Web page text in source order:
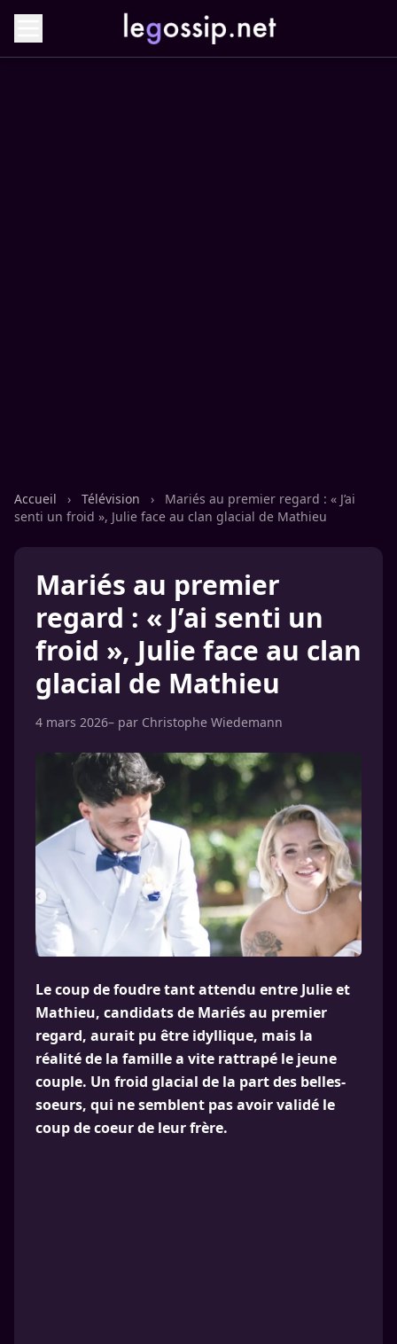
Accueil › Télévision ›
Mariés au premier regard : « J’ai
senti un froid », Julie face au clan glacial de Mathieu
Mariés au premier
regard : « J’ai senti un
froid », Julie face au clan
glacial de Mathieu
4 mars 2026– par Christophe Wiedemann
Le coup de foudre tant attendu entre Julie et
Mathieu, candidats de Mariés au premier
regard, aurait pu être idyllique, mais la
réalité de la famille a vite rattrapé le jeune
couple. Un froid glacial de la part des belles-
soeurs, qui ne semblent pas avoir validé le
coup de coeur de leur frère.